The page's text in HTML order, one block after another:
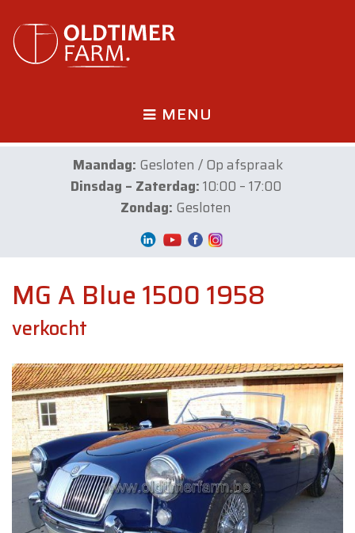
MENU
Maandag: Gesloten / Op afspraak
Dinsdag – Zaterdag:10:00 – 17:00
Zondag: Gesloten
MG A Blue 1500 1958
verkocht